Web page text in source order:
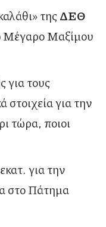
της ΔΕΘ
Μέγαρο Μαξίμου
τους
στοιχεία για την
τώρα, ποιοι
για την
στο Πάτημα